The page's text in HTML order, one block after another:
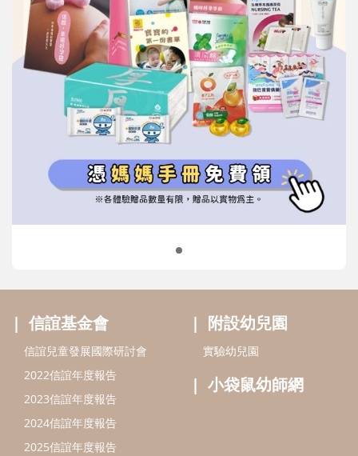
信誼基金會
2022信誼年度報告
2023信誼年度報告
2024信誼年度報告
好孕袋
分齡育兒電子報
線上教養諮詢
附設幼兒園
小袋鼠幼師網
出版服務
信誼基金出版社